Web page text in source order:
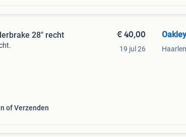
28" recht
of Verzenden
€ 40,00
19 jul 26
Oakley